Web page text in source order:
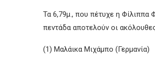
Τα 6,79μ., που πέτυχε η Φίλιππα
πεντάδα αποτελούν οι
(1) Μαλάικα Μιχάμπο